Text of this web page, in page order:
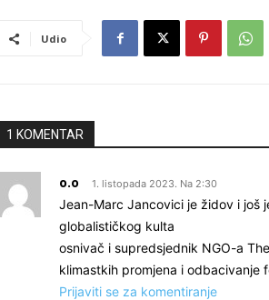
Udio
1 KOMENTAR
o.o 1. listopada 2023. Na 2:30
Jean-Marc Jancovici je židov i još
globalističkog kulta
osnivač i supredsjednik NGO-a
klimastkih promjena i odbacivanje
Prijaviti se za komentiranje